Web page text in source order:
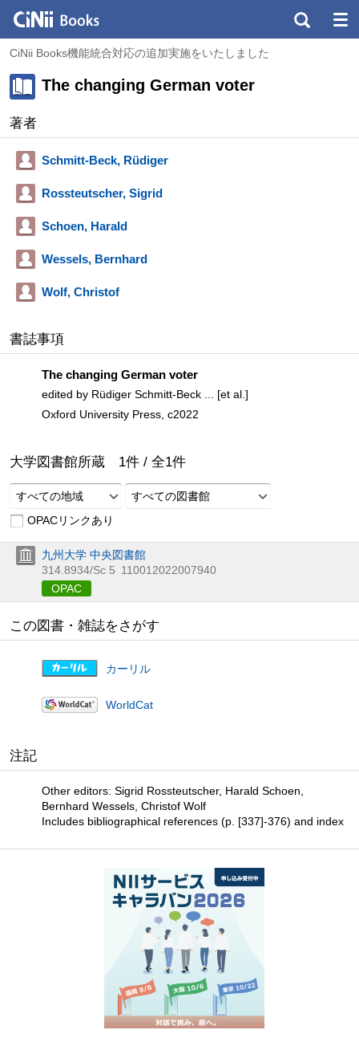
CiNii Books機能統合対応の追加実施をいたしました
The changing German voter
著者
Schmitt-Beck, Rüdiger
Rossteutscher, Sigrid
Schoen, Harald
Wessels, Bernhard
Wolf, Christof
書誌事項
The changing German voter
edited by Rüdiger Schmitt-Beck ... [et al.]
Oxford University Press, c2022
大学図書館所蔵 1件 / 全1件
すべての地域
すべての図書館
OPACリンクあり
九州大学 中央図書館
314.8934/Sc 5 110012022007940
OPAC
この図書・雑誌をさがす
カーリル
WorldCat
注記
Other editors: Sigrid Rossteutscher, Harald Schoen,
Bernhard Wessels, Christof Wolf
Includes bibliographical references (p. [337]-376) and index